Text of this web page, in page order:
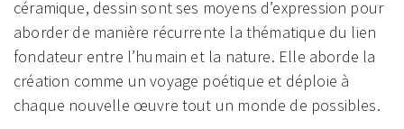
céramique, dessin sont ses moyens d’expression pour
aborder de manière récurrente la thématique du lien
fondateur entre l’humain et la nature. Elle aborde la
création comme un voyage poétique et déploie à
chaque nouvelle œuvre tout un monde de possibles.